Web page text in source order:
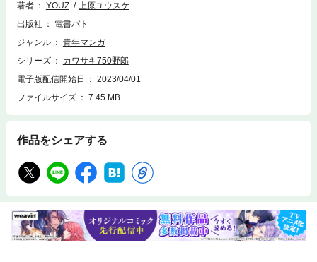
著者 YOUZ
上原ユウスケ
出版社
電書バト
ジャンル
青年マンガ
シリーズ
カワサキ750野郎
電子版配信開始日
2023/04/01
ファイルサイズ
7.45 MB
作品をシェアする